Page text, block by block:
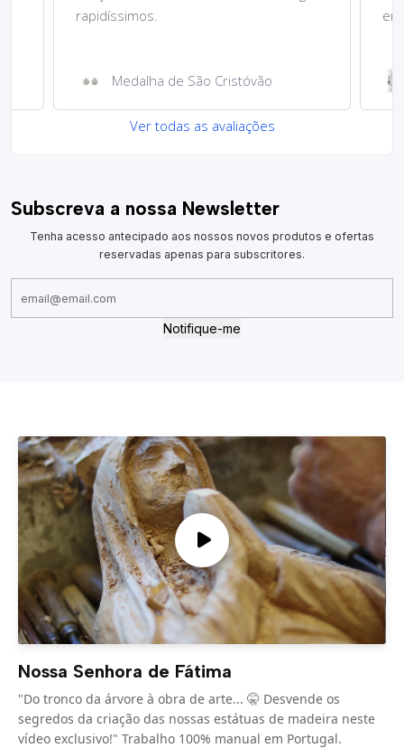
rapidíssimos.
Medalha de São Cristóvão
Ver todas as avaliações
Subscreva a nossa Newsletter
Tenha acesso antecipado aos nossos novos produtos e ofertas
reservadas apenas para subscritores.
Notifique-me
Nossa Senhora de Fátima
"Do tronco da árvore à obra de arte... 🤫 Desvende os
segredos da criação das nossas estátuas de madeira neste
vídeo exclusivo!" Trabalho 100% manual em Portugal.